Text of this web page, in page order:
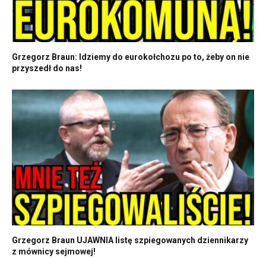
Grzegorz Braun: Idziemy do eurokołchozu po to, żeby on nie
przyszedł do nas!
Grzegorz Braun UJAWNIA listę szpiegowanych dziennikarzy
z mównicy sejmowej!